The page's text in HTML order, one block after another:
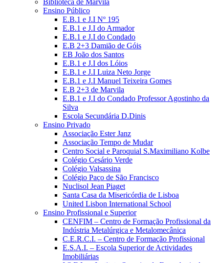
Biblioteca de Marvila
Ensino Público
E.B.1 e J.I Nº 195
E.B.1 e J.I do Armador
E.B.1 e J.I do Condado
E.B 2+3 Damião de Góis
EB João dos Santos
E.B.1 e J.I dos Lóios
E.B.1 e J.I Luiza Neto Jorge
E.B.1 e J.I Manuel Teixeira Gomes
E.B 2+3 de Marvila
E.B.1 e J.I do Condado Professor Agostinho da
Silva
Escola Secundária D.Dinis
Ensino Privado
Associação Ester Janz
Associação Tempo de Mudar
Centro Social e Paroquial S.Maximiliano Kolbe
Colégio Cesário Verde
Colégio Valsassina
Colégio Paço de São Francisco
Nuclisol Jean Piaget
Santa Casa da Misericórdia de Lisboa
United Lisbon International School
Ensino Profissional e Superior
CENFIM – Centro de Formação Profissional da
Indústria Metalúrgica e Metalomecânica
C.E.R.C.I. – Centro de Formação Profissional
E.S.A.I. – Escola Superior de Actividades
Imobiliárias